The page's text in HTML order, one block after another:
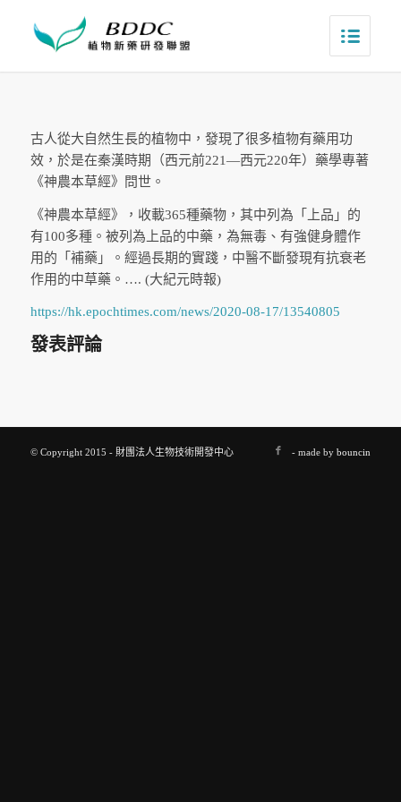
古人從大自然生長的植物中，發現了很多植物有藥用功
效，於是在秦漢時期（西元前221—西元220年）藥學專著
《神農本草經》問世。
《神農本草經》，收載365種藥物，其中列為「上品」的
有100多種。被列為上品的中藥，為無毒、有強健身體作
用的「補藥」。經過長期的實踐，中醫不斷發現有抗衰老
作用的中草藥。…. (大紀元時報)
https://hk.epochtimes.com/news/2020-08-17/13540805
發表評論
© Copyright 2015 - 財團法人生物技術開發中心 - made bybouncin